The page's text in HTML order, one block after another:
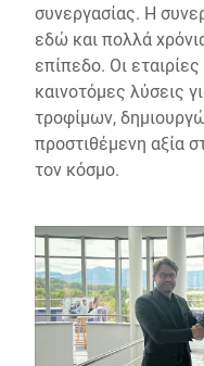
συνεργασίας. Η
εδώ και πολλά
επίπεδο. Οι
καινοτόμες λύσεις
τροφίμων,
προστιθέμενη αξία
τον κόσμο.